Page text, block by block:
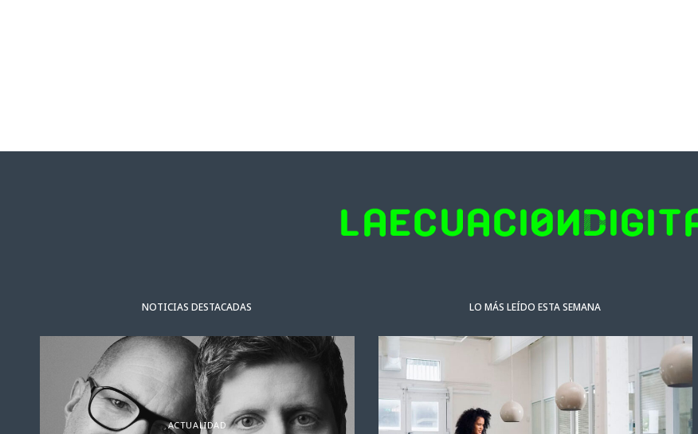
NOTICIAS DESTACADAS
ACTUALIDAD NOTICIAS DESTACADAS
LO MÁS LEÍDO ESTA SEMANA